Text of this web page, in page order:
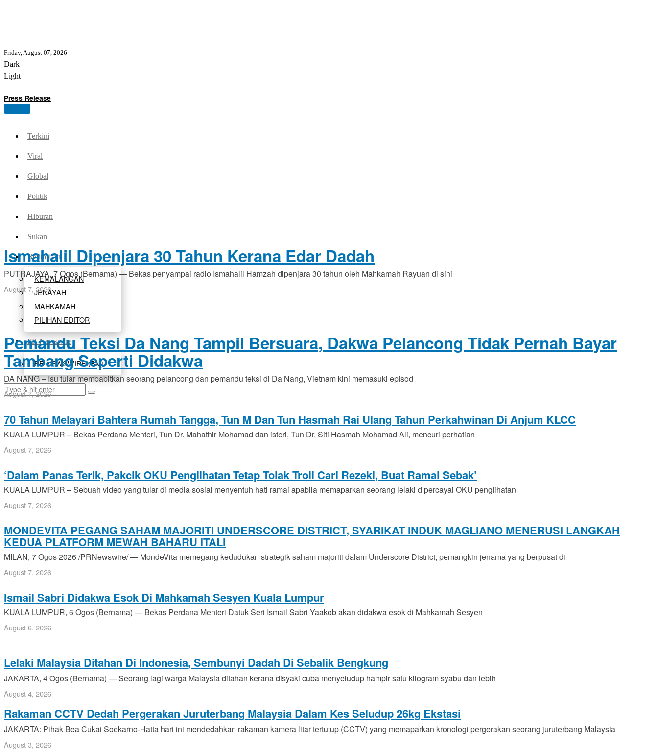
Friday, August 07, 2026
Dark
Light
Press Release
Terkini
Viral
Global
Politik
Hiburan
Sukan
Berita Lain
KEMALANGAN
JENAYAH
MAHKAMAH
PILIHAN EDITOR
PR Newswire
PR NEWSWIRE (BM)
Ismahalil Dipenjara 30 Tahun Kerana Edar Dadah
PUTRAJAYA, 7 Ogos (Bernama) — Bekas penyampai radio Ismahalil Hamzah dipenjara 30 tahun oleh Mahkamah Rayuan di sini
August 7, 2026
Pemandu Teksi Da Nang Tampil Bersuara, Dakwa Pelancong Tidak Pernah Bayar
Tambang Seperti Didakwa
DA NANG – Isu tular membabitkan seorang pelancong dan pemandu teksi di Da Nang, Vietnam kini memasuki episod
August 7, 2026
70 Tahun Melayari Bahtera Rumah Tangga, Tun M Dan Tun Hasmah Rai Ulang Tahun Perkahwinan Di Anjum KLCC
KUALA LUMPUR – Bekas Perdana Menteri, Tun Dr. Mahathir Mohamad dan isteri, Tun Dr. Siti Hasmah Mohamad Ali, mencuri perhatian
August 7, 2026
‘Dalam Panas Terik, Pakcik OKU Penglihatan Tetap Tolak Troli Cari Rezeki, Buat Ramai Sebak’
KUALA LUMPUR – Sebuah video yang tular di media sosial menyentuh hati ramai apabila memaparkan seorang lelaki dipercayai OKU penglihatan
August 7, 2026
MONDEVITA PEGANG SAHAM MAJORITI UNDERSCORE DISTRICT, SYARIKAT INDUK MAGLIANO MENERUSI LANGKAH
KEDUA PLATFORM MEWAH BAHARU ITALI
MILAN, 7 Ogos 2026 /PRNewswire/ — MondeVita memegang kedudukan strategik saham majoriti dalam Underscore District, pemangkin jenama yang berpusat di
August 7, 2026
Ismail Sabri Didakwa Esok Di Mahkamah Sesyen Kuala Lumpur
KUALA LUMPUR, 6 Ogos (Bernama) — Bekas Perdana Menteri Datuk Seri Ismail Sabri Yaakob akan didakwa esok di Mahkamah Sesyen
August 6, 2026
Lelaki Malaysia Ditahan Di Indonesia, Sembunyi Dadah Di Sebalik Bengkung
JAKARTA, 4 Ogos (Bernama) — Seorang lagi warga Malaysia ditahan kerana disyaki cuba menyeludup hampir satu kilogram syabu dan lebih
August 4, 2026
Rakaman CCTV Dedah Pergerakan Juruterbang Malaysia Dalam Kes Seludup 26kg Ekstasi
JAKARTA: Pihak Bea Cukai Soekarno-Hatta hari ini mendedahkan rakaman kamera litar tertutup (CCTV) yang memaparkan kronologi pergerakan seorang juruterbang Malaysia
August 3, 2026